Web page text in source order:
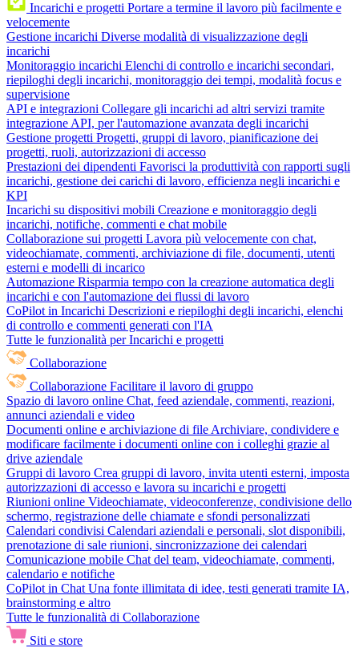
Incarichi e progetti Portare a termine il lavoro più facilmente e
velocemente
Gestione incarichi Diverse modalità di visualizzazione degli
incarichi
Monitoraggio incarichi Elenchi di controllo e incarichi secondari,
riepiloghi degli incarichi, monitoraggio dei tempi, modalità focus e
supervisione
API e integrazioni Collegare gli incarichi ad altri servizi tramite
integrazione API, per l'automazione avanzata degli incarichi
Gestione progetti Progetti, gruppi di lavoro, pianificazione dei
progetti, ruoli, autorizzazioni di accesso
Prestazioni dei dipendenti Favorisci la produttività con rapporti sugli
incarichi, gestione dei carichi di lavoro, efficienza negli incarichi e
KPI
Incarichi su dispositivi mobili Creazione e monitoraggio degli
incarichi, notifiche, commenti e chat mobile
Collaborazione sui progetti Lavora più velocemente con chat,
videochiamate, commenti, archiviazione di file, documenti, utenti
esterni e modelli di incarico
Automazione Risparmia tempo con la creazione automatica degli
incarichi e con l'automazione dei flussi di lavoro
CoPilot in Incarichi Descrizioni e riepiloghi degli incarichi, elenchi
di controllo e commenti generati con l'IA
Tutte le funzionalità per Incarichi e progetti
Collaborazione
Collaborazione Facilitare il lavoro di gruppo
Spazio di lavoro online Chat, feed aziendale, commenti, reazioni,
annunci aziendali e video
Documenti online e archiviazione di file Archiviare, condividere e
modificare facilmente i documenti online con i colleghi grazie al
drive aziendale
Gruppi di lavoro Crea gruppi di lavoro, invita utenti esterni, imposta
autorizzazioni di accesso e lavora su incarichi e progetti
Riunioni online Videochiamate, videoconferenze, condivisione dello
schermo, registrazione delle chiamate e sfondi personalizzati
Calendari condivisi Calendari aziendali e personali, slot disponibili,
prenotazione di sale riunioni, sincronizzazione dei calendari
Comunicazione mobile Chat del team, videochiamate, commenti,
calendario e notifiche
CoPilot in Chat Una fonte illimitata di idee, testi generati tramite IA,
brainstorming e altro
Tutte le funzionalità di Collaborazione
Siti e store